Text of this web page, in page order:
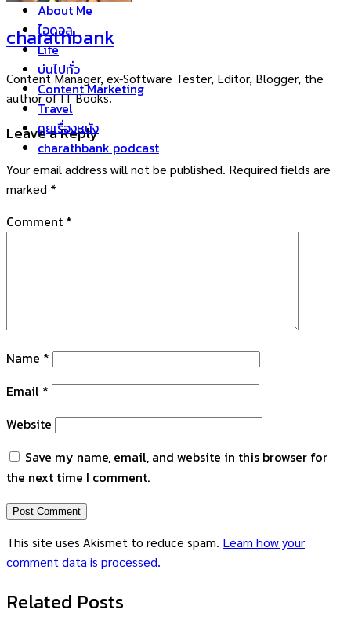
About Me
ไอดอล
Life
บ่นไปทั่ว
Content Marketing
Travel
คุยเรื่องหนัง
charathbank podcast
charathbank
Content Manager, ex-Software Tester, Editor, Blogger, the
author of IT Books.
Leave a Reply
Your email address will not be published. Required fields are
marked *
Comment *
Name *
Email *
Website
Save my name, email, and website in this browser for
the next time I comment.
This site uses Akismet to reduce spam. Learn how your
comment data is processed.
Related Posts